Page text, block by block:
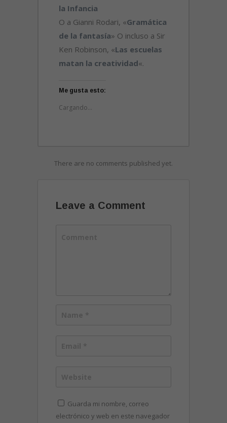
la Infancia
O a Gianni Rodari, «Gramática
de la fantasía» O incluso a Sir
Ken Robinson, «Las escuelas
matan la creatividad«.
Me gusta esto:
Cargando...
There are no comments published yet.
Leave a Comment
Guarda mi nombre, correo
electrónico y web en este navegador